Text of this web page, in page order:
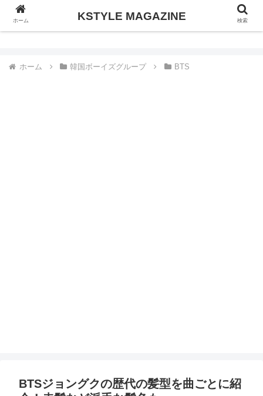
KSTYLE MAGAZINE
ホーム 韓国ボーイズグループ BTS
BTSジョングクの歴代の髪型を曲ごとに紹
ホーム KSTYLE MAGAZINE 検索